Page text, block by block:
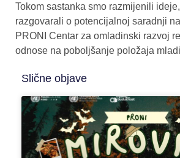
Tokom sastanka smo razmijenili
razgovarali o potencijalnoj saradnji
PRONI Centar za omladinski razvoj
odnose na poboljšanje položaja
Slične objave